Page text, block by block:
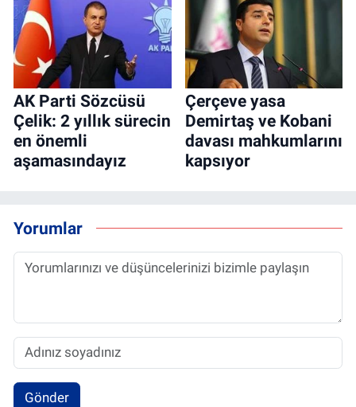
AK Parti Sözcüsü
Çelik: 2 yıllık sürecin
en önemli
aşamasındayız
Çerçeve yasa
Demirtaş ve Kobani
davası mahkumlarını
kapsıyor
Yorumlar
Gönder